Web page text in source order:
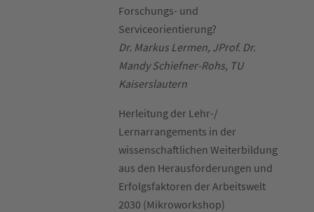
Forschungs- und
Serviceorientierung?
Dr. Markus Lermen, JProf. Dr.
Mandy Schiefner-Rohs, TU
Kaiserslautern
Herleitung der Lehr-/
Lernarrangements in der
wissenschaftlichen Weiterbildung
aus den Herausforderungen und
Erfolgsfaktoren der Arbeitswelt
2030 (Mikroworkshop)